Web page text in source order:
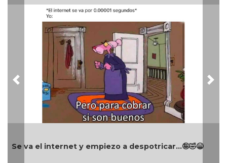
Se va el internet y empiezo a despotricar...🤪🤣😁
Previous